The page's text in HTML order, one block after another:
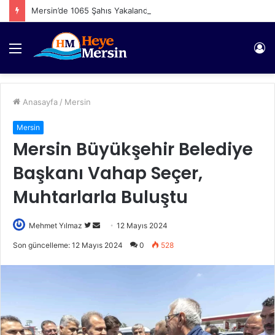
Mersin’de 1065 Şahıs Yakalandı
Menü
Anasayfa / Mersin
Mersin
Mersin Büyükşehir Belediye
Başkanı Vahap Seçer,
Muhtarlarla Buluştu
Mehmet Yılmaz
Twitter'da
Bir
12 Mayıs 2024
Son güncelleme: 12 Mayıs 2024 0 528